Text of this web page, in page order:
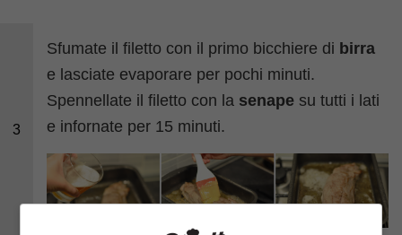
3
Sfumate il filetto con il primo bicchiere di birra
e lasciate evaporare per pochi minuti.
Spennellate il filetto con la senape su tutti i lati
e infornate per 15 minuti.